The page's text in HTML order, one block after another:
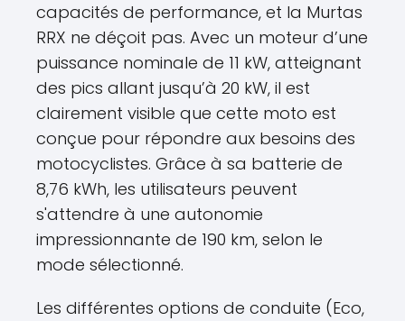
capacités de performance, et la Murtas
RRX ne déçoit pas. Avec un moteur d’une
puissance nominale de 11 kW, atteignant
des pics allant jusqu’à 20 kW, il est
clairement visible que cette moto est
conçue pour répondre aux besoins des
motocyclistes. Grâce à sa batterie de
8,76 kWh, les utilisateurs peuvent
s'attendre à une autonomie
impressionnante de 190 km, selon le
mode sélectionné.
Les différentes options de conduite (Eco,